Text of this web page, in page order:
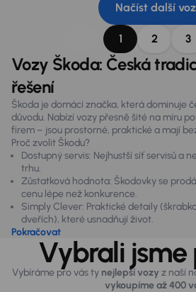
Načíst další
1 2 3
Vozy Škoda: Česká
řešení
Škoda je domácí značka, která dominuje
důvodu. Nabízí vozy přesně šité na míru
firem – jsou prostorné, praktické a mají
Proč zvolit Škodu?
Dostupný servis: Nejhustší síť servisů a
trhu.
Zůstatková hodnota: Škodovky se
cenu lépe než konkurence.
Simply Clever: Praktické detaily
dveřích), které usnadňují život.
Pokračovat
Vybrali jsme
Vybíráme pro vás ty nejlepší vozy z naší
vykoupíme až 400